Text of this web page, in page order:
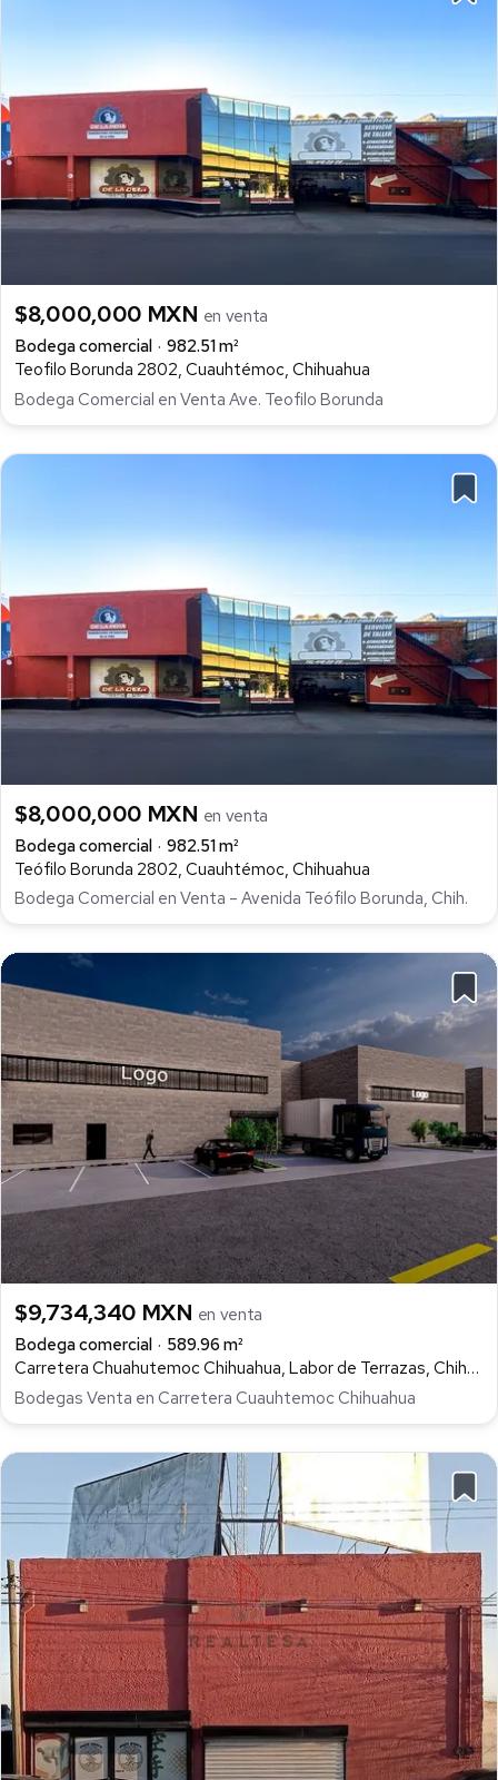
$8,000,000 MXN en venta
Bodega comercial
982.51 m²
Teofilo Borunda 2802, Cuauhtémoc, Chihuahua
Bodega Comercial en Venta Ave. Teofilo Borunda
$8,000,000 MXN en venta
Bodega comercial
982.51 m²
Teófilo Borunda 2802, Cuauhtémoc, Chihuahua
Bodega Comercial en Venta – Avenida Teófilo Borunda, Chih.
$9,734,340 MXN en venta
Bodega comercial
589.96 m²
Carretera Chuahutemoc Chihuahua, Labor de Terrazas, Chihuahua
Bodegas Venta en Carretera Cuauhtemoc Chihuahua